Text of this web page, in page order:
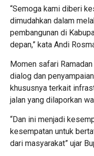
“Semoga kami diberi
dimudahkan dalam
pembangunan di
depan,” kata Andi
Momen safari
dialog dan
khususnya terkait
jalan yang dilaporkan
“Dan ini menjadi
kesempatan untuk
dari masyarakat” ujar